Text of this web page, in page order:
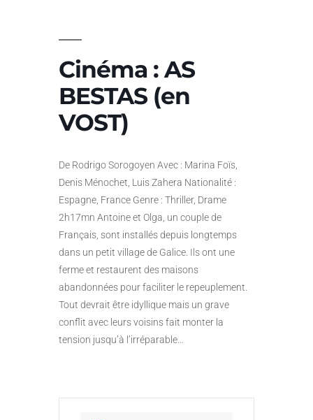
Cinéma : AS
BESTAS (en
VOST)
De Rodrigo Sorogoyen Avec : Marina Foïs,
Denis Ménochet, Luis Zahera Nationalité :
Espagne, France Genre : Thriller, Drame
2h17mn Antoine et Olga, un couple de
Français, sont installés depuis longtemps
dans un petit village de Galice. Ils ont une
ferme et restaurent des maisons
abandonnées pour faciliter le repeuplement.
Tout devrait être idyllique mais un grave
conflit avec leurs voisins fait monter la
tension jusqu’à l’irréparable…